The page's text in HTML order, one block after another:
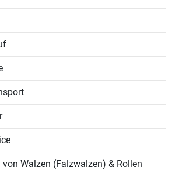
Walzen (Falzwalzen) & Rollen